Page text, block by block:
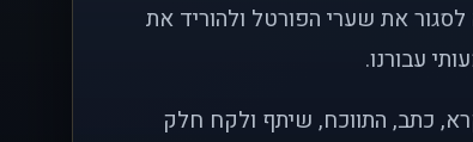
את שערי הפורטל ולהוריד את
עבורנו.
כתב, התווכח, שיתף ולקח חלק